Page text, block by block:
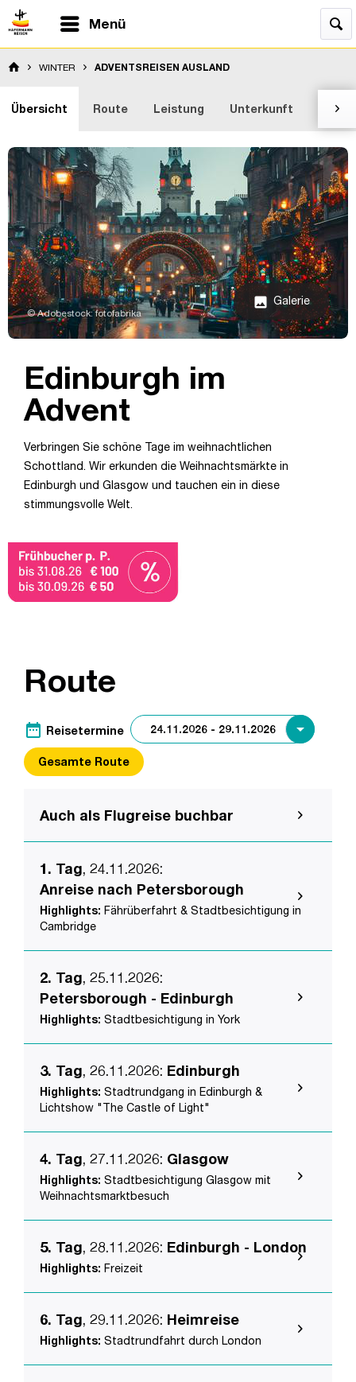
Menü
WINTER ADVENTSREISEN AUSLAND
Übersicht Route Leistung Unterkunft 
image Galerie
© Adobestock: fotofabrika
Edinburgh im
Advent
Verbringen Sie schöne Tage im weihnachtlichen
Schottland. Wir erkunden die Weihnachtsmärkte in
Edinburgh und Glasgow und tauchen ein in diese
stimmungsvolle Welt.
Route
date_range Reisetermine
Gesamte Route
Auch als Flugreise buchbar
1. Tag, 24.11.2026:
Anreise nach Petersborough
Highlights: Fährüberfahrt & Stadtbesichtigung in
Cambridge
2. Tag, 25.11.2026:
Petersborough - Edinburgh
Highlights: Stadtbesichtigung in York
3. Tag, 26.11.2026: Edinburgh
Highlights: Stadtrundgang in Edinburgh &
Lichtshow "The Castle of Light"
4. Tag, 27.11.2026: Glasgow
Highlights: Stadtbesichtigung Glasgow mit
Weihnachtsmarktbesuch
5. Tag, 28.11.2026: Edinburgh - London
Highlights: Freizeit
6. Tag, 29.11.2026: Heimreise
Highlights: Stadtrundfahrt durch London